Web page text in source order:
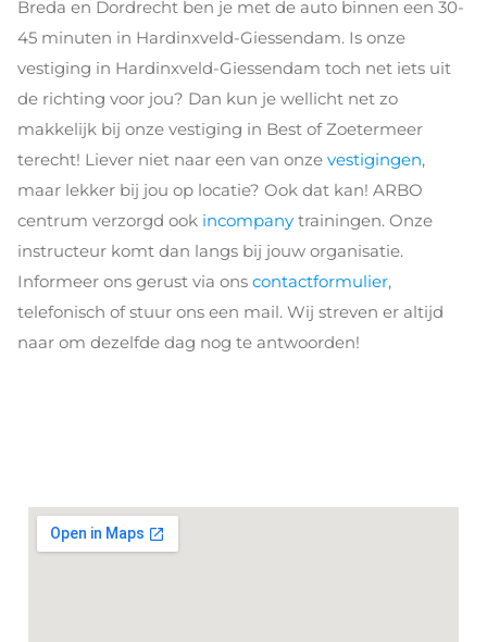
Breda en Dordrecht ben je met de auto binnen een 30-
45 minuten in Hardinxveld-Giessendam. Is onze
vestiging in Hardinxveld-Giessendam toch net iets uit
de richting voor jou? Dan kun je wellicht net zo
makkelijk bij onze vestiging in Best of Zoetermeer
terecht! Liever niet naar een van onze vestigingen,
maar lekker bij jou op locatie? Ook dat kan! ARBO
centrum verzorgd ook incompany trainingen. Onze
instructeur komt dan langs bij jouw organisatie.
Informeer ons gerust via ons contactformulier,
telefonisch of stuur ons een mail. Wij streven er altijd
naar om dezelfde dag nog te antwoorden!